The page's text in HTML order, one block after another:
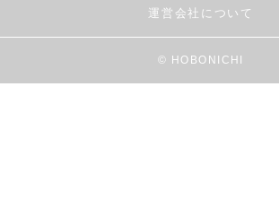
運営会社について
© HOBONICHI